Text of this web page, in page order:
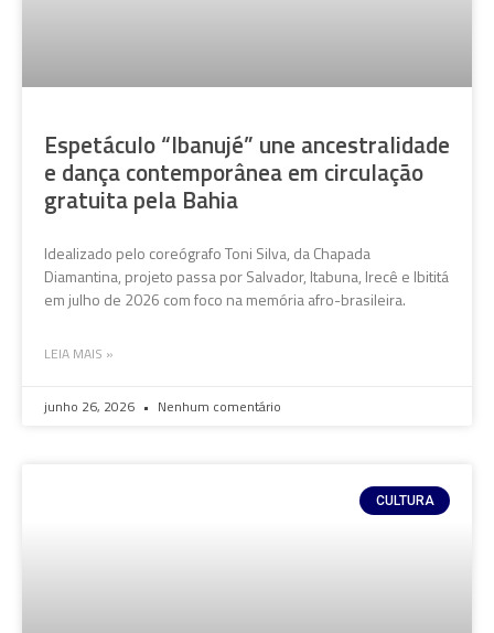
Espetáculo “Ibanujé” une ancestralidade
e dança contemporânea em circulação
gratuita pela Bahia
Idealizado pelo coreógrafo Toni Silva, da Chapada
Diamantina, projeto passa por Salvador, Itabuna, Irecê e Ibititá
em julho de 2026 com foco na memória afro-brasileira.
LEIA MAIS »
junho 26, 2026 Nenhum comentário
CULTURA